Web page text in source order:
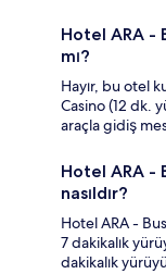
Hotel ARA -
mı?
Hayır, bu otel
Casino (12 dk.
araçla gidiş
Hotel ARA -
nasıldır?
Hotel ARA -
7 dakikalık
dakikalık